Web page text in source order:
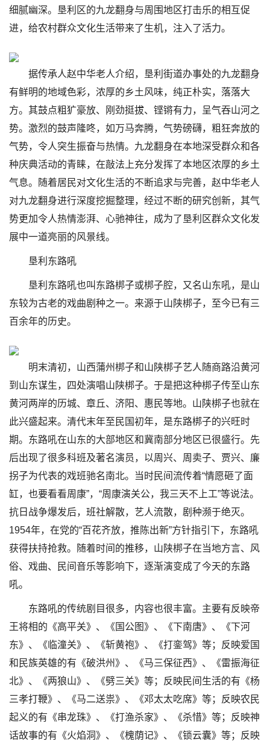
细腻幽深。垦利区的九龙翻身与周围地区打击乐的相互促
进，给农村群众文化生活带来了生机，注入了活力。
据传承人赵中华老人介绍，垦利街道办事处的九龙翻身
有鲜明的地域色彩，浓厚的乡土风味，纯正朴实，落落大
方。其鼓点粗犷豪放、刚劲挺拔、铿锵有力，呈气吞山河之
势。激烈的鼓声隆咚，如万马奔腾，气势磅礴，粗狂奔放的
气势，令人突生振奋与热情。九龙翻身在本地深受群众和各
种庆典活动的青睐，在敲法上充分发挥了本地区浓厚的乡土
气息。随着居民对文化生活的不断追求与完善，赵中华老人
对九龙翻身进行深度挖掘整理，经过不断的研究创新，其气
势更加令人热情澎湃、心驰神往，成为了垦利区群众文化发
展中一道亮丽的风景线。
垦利东路吼
垦利东路吼也叫东路梆子或梆子腔，又名山东吼，是山
东较为古老的戏曲剧种之一。来源于山陕梆子，至今已有三
百余年的历史。
明末清初，山西蒲州梆子和山陕梆子艺人随商路沿黄河
到山东谋生，四处演唱山陕梆子。于是把这种梆子传至山东
黄河两岸的历城、章丘、济阳、惠民等地。山陕梆子也就在
此兴盛起来。清代末年至民国初年，是东路梆子的兴旺时
期。东路吼在山东的大部地区和冀南部分地区已很盛行。先
后出现了很多科班及著名演员，以周兴、周卖子、贾兴、廉
拐子为代表的戏班驰名南北。当时民间流传着“情愿砸了面
缸，也要看看周康”，“周康演关公，我三天不上工”等说法。
抗日战争爆发后，班社解散，艺人流散，剧种濒于绝灭。
1954年，在党的“百花齐放，推陈出新”方针指引下，东路吼
获得扶持抢救。随着时间的推移，山陕梆子在当地方言、风
俗、戏曲、民间音乐等影响下，逐渐演变成了今天的东路
吼。
东路吼的传统剧目很多，内容也很丰富。主要有反映帝
王将相的《高平关》、《国公图》、《下南唐》、《下河
东》、《临潼关》、《斩黄袍》、《打銮驾》等；反映爱国
和民族英雄的有《破洪州》、《马三保征西》、《雷振海征
北》、《两狼山》、《劈三关》等；反映民间生活的有《杨
三孝打鞭》、《马二送祟》、《邓太太吃席》等；反映农民
起义的有《串龙珠》、《打渔杀家》、《杀惜》等；反映神
话故事的有《火焰洞》、《槐荫记》、《锁云囊》等；反映